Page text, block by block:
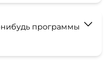
программы